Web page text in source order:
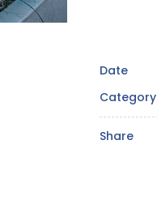
Date
Category
Share